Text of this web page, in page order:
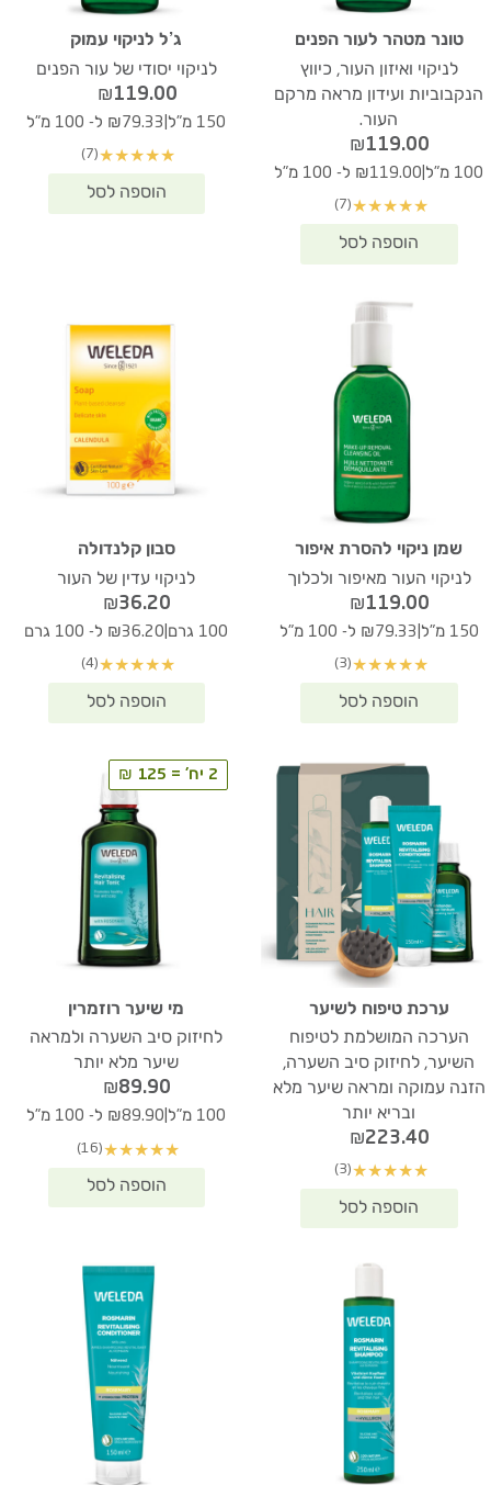
טונר מטהר לעור הפנים
לניקוי ואיזון העור, כיווץ
הנקבוביות ועידון מראה מרקם
העור.
₪119.00
100 מ"ל ₪119.00 ל- 100 מ"ל
★
★
★
★
★
(7)
ג’ל לניקוי עמוק
לניקוי יסודי של עור הפנים
₪119.00
150 מ"ל ₪79.33 ל- 100 מ"ל
★
★
★
★
★
(7)
שמן ניקוי להסרת איפור
לניקוי העור מאיפור ולכלוך
₪119.00
150 מ"ל ₪79.33 ל- 100 מ"ל
★
★
★
★
★
(3)
סבון קלנדולה
לניקוי עדין של העור
₪36.20
100 גרם ₪36.20 ל- 100 גרם
★
★
★
★
★
(4)
ערכת טיפוח לשיער
הערכה המושלמת לטיפוח
השיער, לחיזוק סיב השערה,
הזנה עמוקה ומראה שיער מלא
ובריא יותר
₪223.40
★
★
★
★
★
(3)
2 יח' = 125 ₪
מי שיער רוזמרין
לחיזוק סיב השערה ולמראה
שיער מלא יותר
₪89.90
100 מ"ל ₪89.90 ל- 100 מ"ל
★
★
★
★
★
(16)